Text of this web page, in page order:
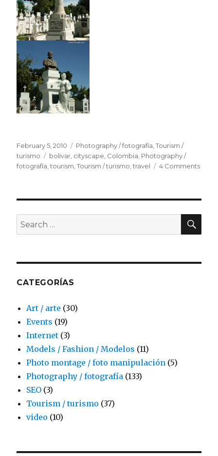
Posted
on
February 5, 2010 Categories
Photography / fotografía,Tourism /
turismo
Tags
bolivar, cityscape, Colombia, Photography /
fotografía,tourism,Tourism / turismo,travel 4 Comments
Search
for:
CATEGORÍAS
Art / arte (30)
Events (19)
Internet (3)
Models / Fashion / Modelos (11)
Photo montage / foto manipulación (5)
Photography / fotografía (133)
SEO (3)
Tourism / turismo (37)
video (10)